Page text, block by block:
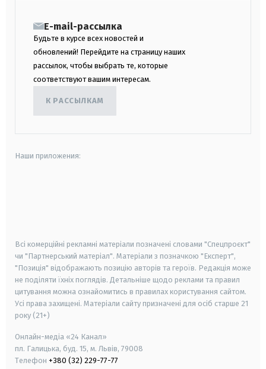
E-mail-рассылка
Будьте в курсе всех новостей и
обновлений! Перейдите на страницу наших
рассылок, чтобы выбрать те, которые
соответствуют вашим интересам.
К РАССЫЛКАМ
Наши приложения:
Всі комерційні рекламні матеріали позначені словами "Спецпроєкт"
чи "Партнерський матеріал". Матеріали з позначкою "Експерт",
"Позиція" відображають позицію авторів та героїв. Редакція може
не поділяти їхніх поглядів. Детальніше щодо реклами та правил
цитування можна ознайомитись в правилах користування сайтом.
Усі права захищені. Матеріали сайту призначені для осіб старше 21
року (21+)
Онлайн-медіа «24 Канал»
пл. Галицька, буд. 15, м. Львів, 79008
Телефон +380 (32) 229-77-77